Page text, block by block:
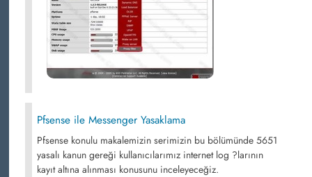
Pfsense ile Messenger Yasaklama
Pfsense konulu makalemizin serimizin bu bölümünde 5651
yasalı kanun gereği kullanıcılarımız internet log ?larının
kayıt altına alınması konusunu inceleyeceğiz.